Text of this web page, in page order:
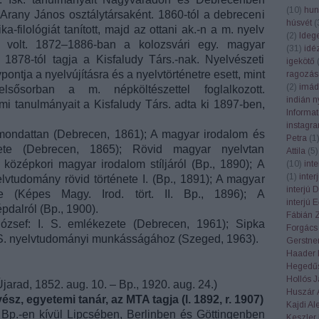
János osztálytársaként. 1860-tól a debreceni
filológiát tanított, majd az ottani ak.-n a m. nyelv
1872–1886-ban a kolozsvári egy. magyar
1878-tól tagja a Kisfaludy Társ.-nak. Nyelvészeti
a nyelvújításra és a nyelvtörténetre esett, mint
a m. népköltészettel foglalkozott.
tanulmányait a Kisfaludy Társ. adta ki 1897-ben,
(Debrecen, 1861); A magyar irodalom és
(Debrecen, 1865); Rövid magyar nyelvtan
középkori magyar irodalom stíljáról (Bp., 1890); A
rövid története I. (Bp., 1891); A magyar
(Képes Magy. Irod. tört. II. Bp., 1896); A
(Bp., 1900).
I. S. emlékezete (Debrecen, 1961); Sipka
nyelvtudományi munkásságához (Szeged, 1963).
1852. aug. 10. – Bp., 1920. aug. 24.)
egyetemi tanár, az MTA tagja (l. 1892, r. 1907)
en kívül Lipcsében, Berlinben és Göttingenben
(10)
húsvét (
(2)
(31)
igekötő (
ragozás
(2)
indián
Petra (1)
Attila (5)
(10)
(1)
interjú
interjú
Fábián
Haader
Hollós
Huszár
Kajdi